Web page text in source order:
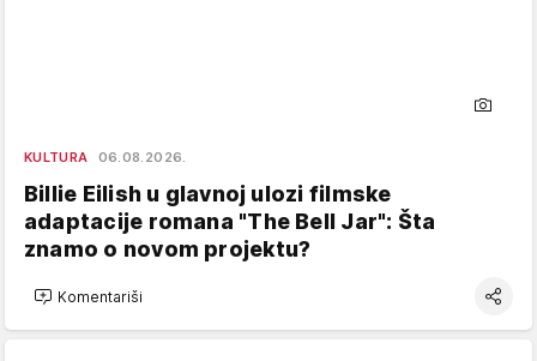
KULTURA 06.08.2026.
Billie Eilish u glavnoj ulozi filmske
adaptacije romana "The Bell Jar": Šta
znamo o novom projektu?
Komentariši